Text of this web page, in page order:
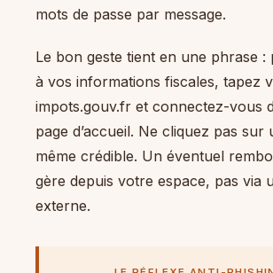
mots de passe par message.
Le bon geste tient en une phrase
à vos informations fiscales, tapez
impots.gouv.fr et connectez-vous
page d’accueil. Ne cliquez pas sur
même crédible. Un éventuel
gère depuis votre espace, pas via
externe.